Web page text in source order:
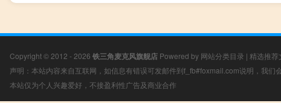
Copyright © 2012 - 2026 铁三角麦克风旗舰店 Powered by 网站分类目录 | 精选推荐
声明：本站内容来自互联网，如信息有错误可发邮件到f_fb#foxmail.com说明，我们
本站仅为个人兴趣爱好，不接盈利性广告及商业合作